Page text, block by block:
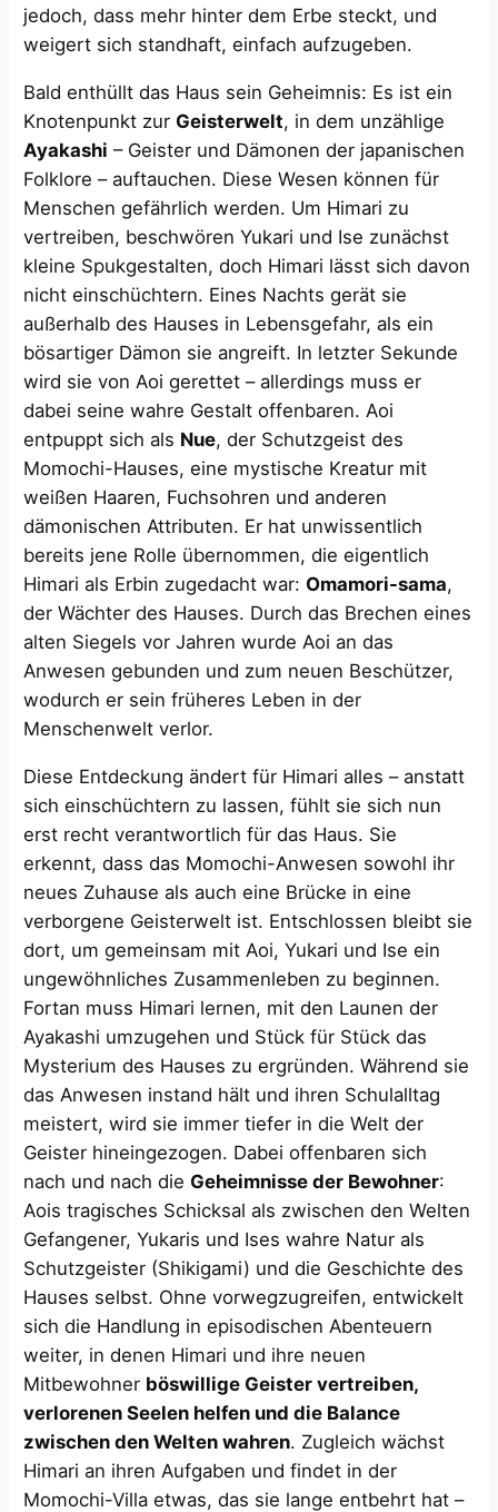
jedoch, dass mehr hinter dem Erbe steckt, und
weigert sich standhaft, einfach aufzugeben.
Bald enthüllt das Haus sein Geheimnis: Es ist ein
Knotenpunkt zur Geisterwelt, in dem unzählige
Ayakashi – Geister und Dämonen der japanischen
Folklore – auftauchen. Diese Wesen können für
Menschen gefährlich werden​. Um Himari zu
vertreiben, beschwören Yukari und Ise zunächst
kleine Spukgestalten, doch Himari lässt sich davon
nicht einschüchtern. Eines Nachts gerät sie
außerhalb des Hauses in Lebensgefahr, als ein
bösartiger Dämon sie angreift​. In letzter Sekunde
wird sie von Aoi gerettet – allerdings muss er
dabei seine wahre Gestalt offenbaren. Aoi
entpuppt sich als Nue, der Schutzgeist des
Momochi-Hauses, eine mystische Kreatur mit
weißen Haaren, Fuchsohren und anderen
dämonischen Attributen. Er hat unwissentlich
bereits jene Rolle übernommen, die eigentlich
Himari als Erbin zugedacht war: Omamori-sama,
der Wächter des Hauses. Durch das Brechen eines
alten Siegels vor Jahren wurde Aoi an das
Anwesen gebunden und zum neuen Beschützer,
wodurch er sein früheres Leben in der
Menschenwelt verlor​.
Diese Entdeckung ändert für Himari alles – anstatt
sich einschüchtern zu lassen, fühlt sie sich nun
erst recht verantwortlich für das Haus. Sie
erkennt, dass das Momochi-Anwesen sowohl ihr
neues Zuhause als auch eine Brücke in eine
verborgene Geisterwelt ist. Entschlossen bleibt sie
dort, um gemeinsam mit Aoi, Yukari und Ise ein
ungewöhnliches Zusammenleben zu beginnen​.
Fortan muss Himari lernen, mit den Launen der
Ayakashi umzugehen und Stück für Stück das
Mysterium des Hauses zu ergründen. Während sie
das Anwesen instand hält und ihren Schulalltag
meistert, wird sie immer tiefer in die Welt der
Geister hineingezogen. Dabei offenbaren sich
nach und nach die Geheimnisse der Bewohner:
Aois tragisches Schicksal als zwischen den Welten
Gefangener, Yukaris und Ises wahre Natur als
Schutzgeister (Shikigami) und die Geschichte des
Hauses selbst. Ohne vorwegzugreifen, entwickelt
sich die Handlung in episodischen Abenteuern
weiter, in denen Himari und ihre neuen
Mitbewohner böswillige Geister vertreiben,
verlorenen Seelen helfen und die Balance
zwischen den Welten wahren. Zugleich wächst
Himari an ihren Aufgaben und findet in der
Momochi-Villa etwas, das sie lange entbehrt hat –